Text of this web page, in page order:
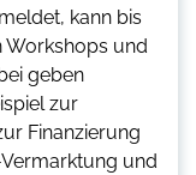
kann bis
Workshops und
geben
zur
Finanzierung
und